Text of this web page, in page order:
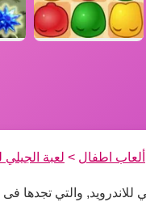
ألعاب اطفال > لعبة الجيلي
للاندرويد, والتي تجدها